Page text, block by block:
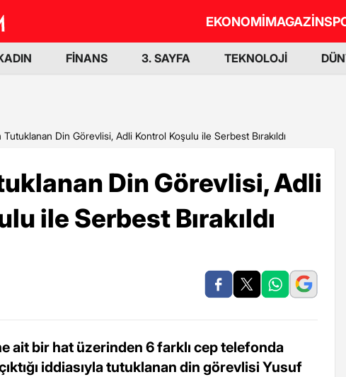
EKONOMİMAGAZİN
FİNANS 3. SAYFA TEKNOLOJİ
Tutuklanan Din Görevlisi, Adli Kontrol Koşulu ile Serbest Bırakıldı
Din Görevlisi, Adli
ile Serbest Bırakıldı
ait bir hat üzerinden 6 farklı cep telefonda
iddiasıyla tutuklanan din görevlisi Yusuf